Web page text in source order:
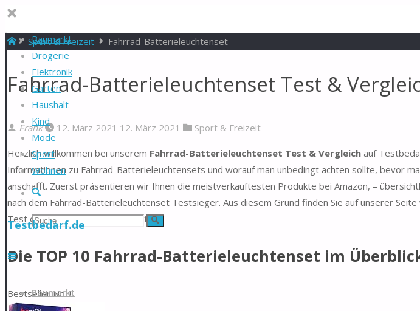
Baumarkt
Drogerie
Elektronik
Garten
Haushalt
Kind
Mode
Sport
Wohnen
Suche
Suchen Suche
Testbedarf.de
Inhalt
Baumarkt
StartSport & Freizeit Fahrrad-Batterieleuchtenset
Fahrrad-Batterieleuchtenset Test &
Frank 12. März 2021 12. März 2021 Sport & Freizeit
Herzlich willkommen bei unserem Fahrrad-Batterieleuchtenset Test & Vergleich auf
Informationen zu Fahrrad-Batterieleuchtensets und worauf man unbedingt achten sollte, bevor
anschafft. Zuerst präsentieren wir Ihnen die meistverkauftesten Produkte bei Amazon, –
nach dem Fahrrad-Batterieleuchtenset Testsieger. Aus diesem Grund finden Sie auf unserer
Test oder zur Stiftung Warentest.
Die TOP 10 Fahrrad-Batterieleuchtenset im
Bestseller Nr. 1